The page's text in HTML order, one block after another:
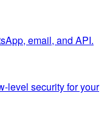
email, and API.
level security for your